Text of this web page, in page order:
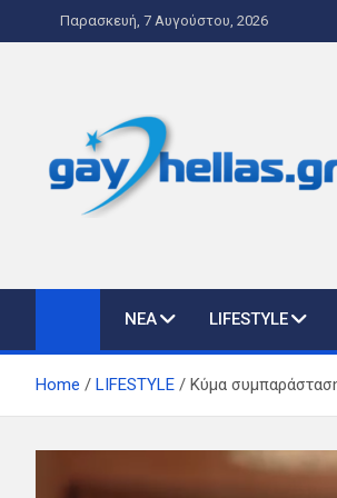
to
Παρασκευή, 7 Αυγούστου, 2026
gayhellas.gr
ΝΕΑ LIFESTYLE
Home LIFESTYLE Κύμα